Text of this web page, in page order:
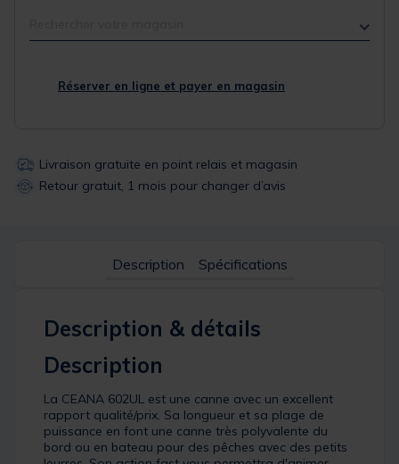
Réserver en ligne et payer en magasin
Livraison gratuite en point relais et magasin
Retour gratuit, 1 mois pour changer d’avis
Description Spécifications
Description & détails
Description
La CEANA 602UL est une canne avec un excellent
rapport qualité/prix. Sa longueur et sa plage de
puissance en font une canne très polyvalente du
bord ou en bateau pour des pêches avec des petits